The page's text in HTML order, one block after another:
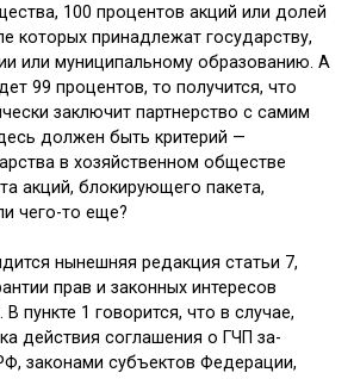
100 процентов акций или долей
которых принадле­жат государству,
или муниципальному образованию. А
99 процентов, то получится, что
заключит партнерство с самим
должен быть критерий —
в хозяйственном обществе
акций, блокирующего паке­та,
чего-то еще?
нынеш­няя редакция статьи 7,
прав и законных интересов
пункте 1 гово­рится, что в случае,
действия соглашения о ГЧП за­
законами субъ­ектов Федерации,